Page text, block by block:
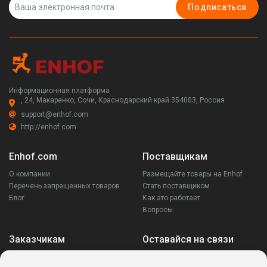
Подписаться
Информационная платформа
, 24, Макаренко, Сочи, Краснодарский край 354003, Россия
support@enhof.com
http://enhof.com
Enhof.com
О компании
Перечень запрещенных товаров
Блог
Поставщикам
Размещайте товары на Enhof
Стать поставщиком
Как это работает
Вопросы
Заказчикам Оставайся на связи